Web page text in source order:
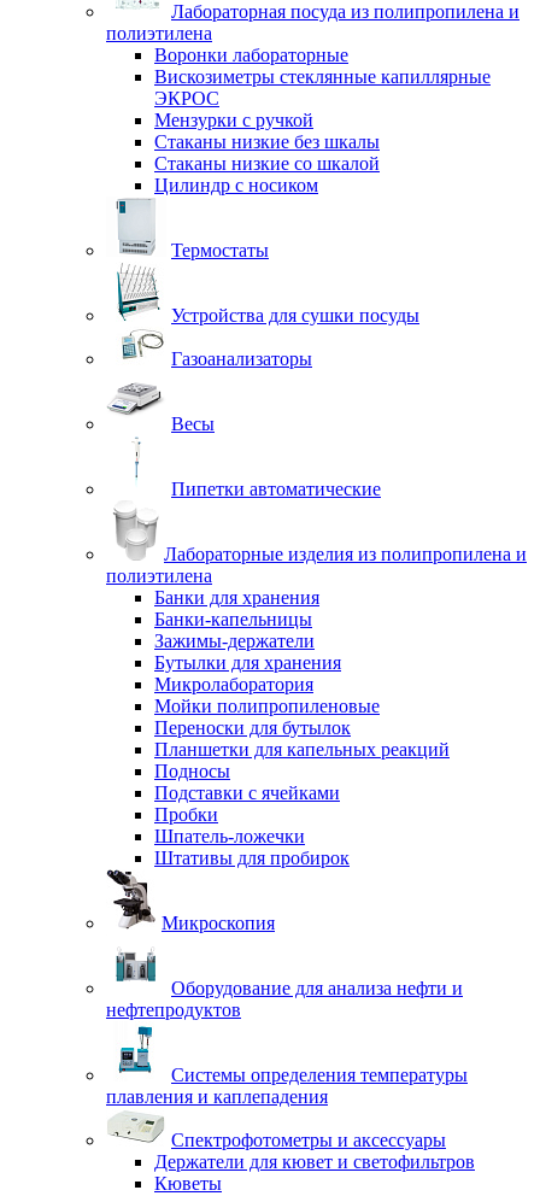
Лабораторная посуда из полипропилена и
полиэтилена
Воронки лабораторные
Вискозиметры стеклянные капиллярные
ЭКРОС
Мензурки с ручкой
Стаканы низкие без шкалы
Стаканы низкие со шкалой
Цилиндр с носиком
Термостаты
Устройства для сушки посуды
Газоанализаторы
Весы
Пипетки автоматические
Лабораторные изделия из полипропилена и
полиэтилена
Банки для хранения
Банки-капельницы
Зажимы-держатели
Бутылки для хранения
Микролаборатория
Мойки полипропиленовые
Переноски для бутылок
Планшетки для капельных реакций
Подносы
Подставки с ячейками
Пробки
Шпатель-ложечки
Штативы для пробирок
Микроскопия
Оборудование для анализа нефти и
нефтепродуктов
Системы определения температуры
плавления и каплепадения
Спектрофотометры и аксессуары
Держатели для кювет и светофильтров
Кюветы